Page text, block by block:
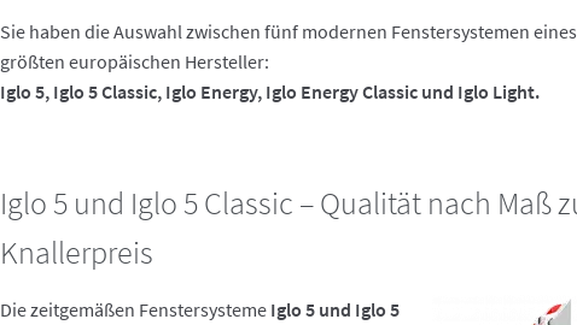
Sie haben die Auswahl zwischen fünf modernen Fenstersystemen
größten europäischen Hersteller:
Iglo 5, Iglo 5 Classic, Iglo Energy, Iglo Energy Classic und Iglo Light.
Iglo 5 und Iglo 5 Classic – Qualität nach Maß
Knallerpreis
Die zeitgemäßen Fenstersysteme Iglo 5 und Iglo 5